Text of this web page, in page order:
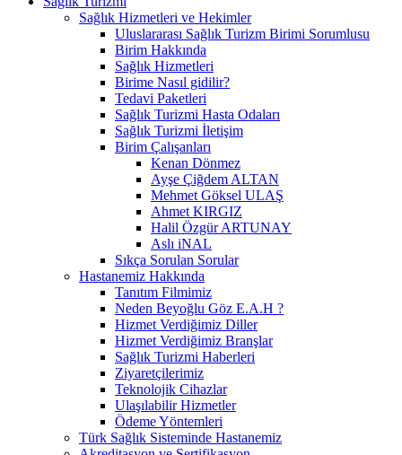
Sağlık Hizmetleri ve Hekimler
Uluslararası Sağlık Turizm Birimi Sorumlusu
Birim Hakkında
Sağlık Hizmetleri
Birime Nasıl gidilir?
Tedavi Paketleri
Sağlık Turizmi Hasta Odaları
Sağlık Turizmi İletişim
Birim Çalışanları
Kenan Dönmez
Ayşe Çiğdem ALTAN
Mehmet Göksel ULAŞ
Ahmet KIRGIZ
Halil Özgür ARTUNAY
Aslı iNAL
Sıkça Sorulan Sorular
Hastanemiz Hakkında
Tanıtım Filmimiz
Neden Beyoğlu Göz E.A.H ?
Hizmet Verdiğimiz Diller
Hizmet Verdiğimiz Branşlar
Sağlık Turizmi Haberleri
Ziyaretçilerimiz
Teknolojik Cihazlar
Ulaşılabilir Hizmetler
Ödeme Yöntemleri
Türk Sağlık Sisteminde Hastanemiz